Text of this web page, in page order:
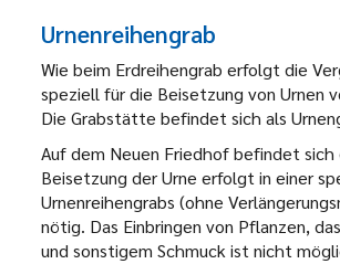
Urnenreihengrab
Wie beim Erdreihengrab erfolgt die
speziell für die Beisetzung von Urnen
Die Grabstätte befindet sich als
Auf dem Neuen Friedhof befindet
Beisetzung der Urne erfolgt in einer
Urnenreihengrabs (ohne
nötig. Das Einbringen von Pflanzen,
und sonstigem Schmuck ist nicht